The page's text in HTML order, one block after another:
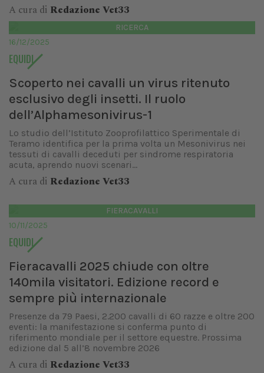
A cura di Redazione Vet33
RICERCA
16/12/2025
EQUIDI
Scoperto nei cavalli un virus ritenuto
esclusivo degli insetti. Il ruolo
dell’Alphamesonivirus-1
Lo studio dell’Istituto Zooprofilattico Sperimentale di
Teramo identifica per la prima volta un Mesonivirus nei
tessuti di cavalli deceduti per sindrome respiratoria
acuta, aprendo nuovi scenari...
A cura di Redazione Vet33
FIERACAVALLI
10/11/2025
EQUIDI
Fieracavalli 2025 chiude con oltre
140mila visitatori. Edizione record e
sempre più internazionale
Presenze da 79 Paesi, 2.200 cavalli di 60 razze e oltre 200
eventi: la manifestazione si conferma punto di
riferimento mondiale per il settore equestre. Prossima
edizione dal 5 all’8 novembre 2026
A cura di Redazione Vet33